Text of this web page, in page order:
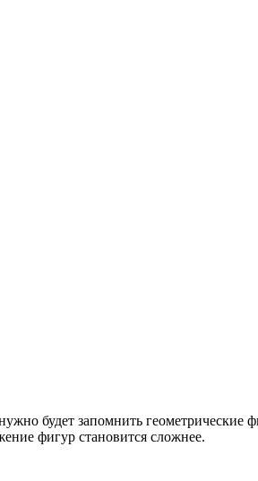
будет запомнить геометрические
фигур становится сложнее.